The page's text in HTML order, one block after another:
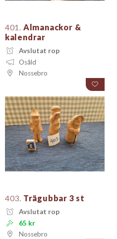
401. Almanackor &
kalendrar
Avslutat rop
Osåld
Nossebro
403. Trägubbar 3 st
Avslutat rop
65 kr
Nossebro